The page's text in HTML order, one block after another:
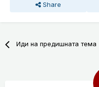
Share
Иди на предишната тема